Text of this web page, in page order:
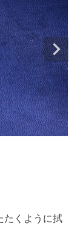
たくように拭